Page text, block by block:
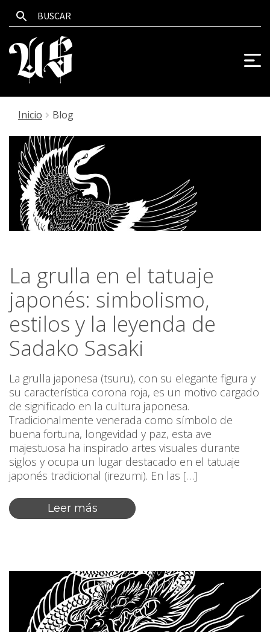
Inicio Blog
La grulla en el tatuaje
japonés: simbolismo,
estilos y la leyenda de
Sadako Sasaki
La grulla japonesa (tsuru), con su elegante figura y
su característica corona roja, es un motivo cargado
de significado en la cultura japonesa.
Tradicionalmente venerada como símbolo de
buena fortuna, longevidad y paz, esta ave
majestuosa ha inspirado artes visuales durante
siglos y ocupa un lugar destacado en el tatuaje
japonés tradicional (irezumi). En las […]
Leer más